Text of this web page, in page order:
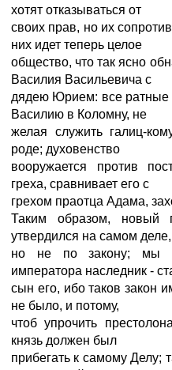
хотят отказываться от
своих прав, но их
них идет теперь целое
общество, что так ясно
Василия Васильевича с
дядею Юрием: все ратные
Василию в Коломну, не
желая служить галиц-
роде; духовенство
вооружается против
греха, сравнивает его с
грехом праотца Адама,
Таким образом, новый
утвердился на самом деле,
но не по закону; мы
императора наследник -
сын его, ибо таков закон
не было, и потому,
чтоб упрочить
князь должен был
прибегать к самому Делу;